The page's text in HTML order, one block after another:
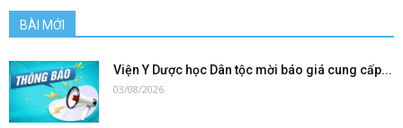
BÀI MỚI
Viện Y Dược học Dân tộc mời báo giá cung cấp...
03/08/2026